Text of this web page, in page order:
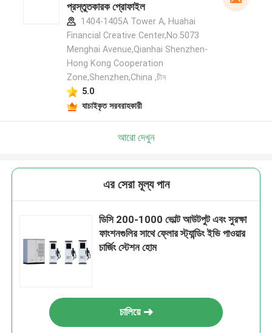
প্রস্তুতকারক প্রোফাইল
1404-1405A Tower A, Huahai
Financial Creative Center,No.5073
Menghai Avenue,Qianhai Shenzhen-
Hong Kong Cooperation
Zone,Shenzhen,China ,চীন
5.0
যাচাইকৃত সরবরাহকারী
আরো দেখুন
এর সেরা মূল্য পান
ডিসি 200-1000 ভোল্ট আউটপুট এবং সুরক্ষা
ফাংশনগুলির সাথে ফ্লোর স্ট্যান্ডিং ইভি পাওয়ার
চার্জিং স্টেশন হোম
চালিয়ে